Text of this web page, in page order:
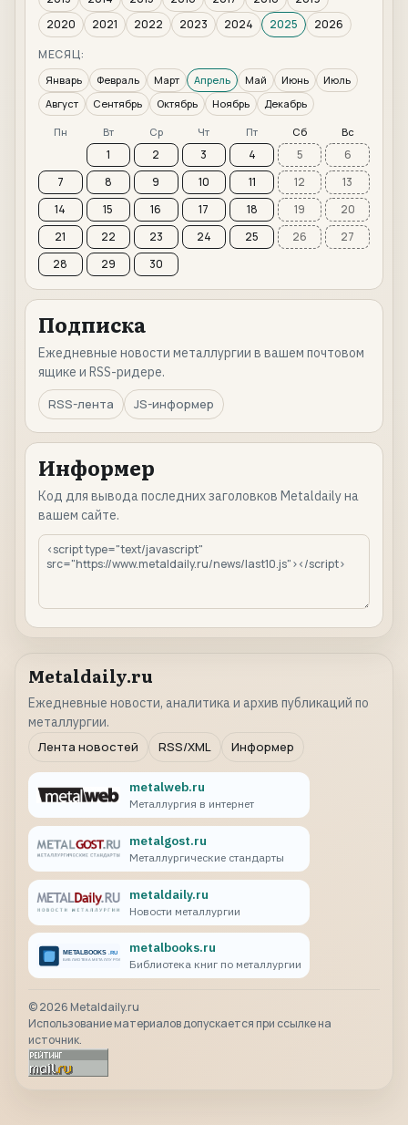
2020
2021 2022 2023 2024 2025
2026
МЕСЯЦ:
Январь Февраль Март Апрель Май Июнь
Июль
Август
Сентябрь Октябрь Ноябрь Декабрь
Пн Вт Ср Чт Пт Сб Вс
1 2 3 4 5
6
7
8 9 10 11 12
13
14
15 16 17 18 19
20
21
22 23 24 25 26
27
28
29 30
Подписка
Ежедневные новости металлургии в вашем почтовом
ящике и RSS-ридере.
RSS-лента
JS-информер
Информер
Код для вывода последних заголовков Metaldaily на
вашем сайте.
Metaldaily.ru
Ежедневные новости, аналитика и архив публикаций по
металлургии.
Лента новостей
RSS/XML Информер
metalweb.ru
Металлургия в интернет
metalgost.ru
Металлургические стандарты
metaldaily.ru
Новости металлургии
metalbooks.ru
Библиотека книг по металлургии
©2026 Metaldaily.ru
Использование материалов допускается при ссылке на
источник.